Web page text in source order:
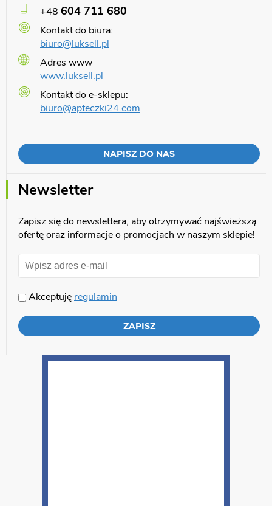
+48 604 711 680
Kontakt do biura:
biuro@luksell.pl
Adres www
www.luksell.pl
Kontakt do e-sklepu:
biuro@apteczki24.com
NAPISZ DO NAS
Newsletter
Zapisz się do newslettera, aby otrzymywać najświeższą
ofertę oraz informacje o promocjach w naszym sklepie!
Akceptuję regulamin